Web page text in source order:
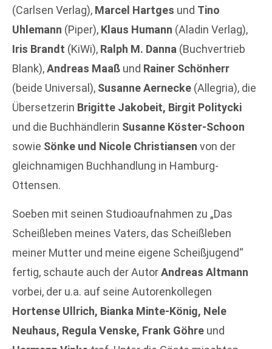
(Carlsen Verlag), Marcel Hartges und Tino
Uhlemann (Piper), Klaus Humann (Aladin Verlag),
Iris Brandt (KiWi), Ralph M. Danna (Buchvertrieb
Blank),Andreas Maaß und Rainer Schönherr
(beide Universal), Susanne Aernecke (Allegria), die
Übersetzerin Brigitte Jakobeit, Birgit Politycki
und die Buchhändlerin Susanne Köster-Schoon
sowie Sönke und Nicole Christiansen von der
gleichnamigen Buchhandlung in Hamburg-
Ottensen.
Soeben mit seinen Studioaufnahmen zu „Das
Scheißleben meines Vaters, das Scheißleben
meiner Mutter und meine eigene Scheißjugend“
fertig, schaute auch der AutorAndreas Altmann
vorbei, der u.a. auf seine Autorenkollegen
Hortense Ullrich, Bianka Minte-König, Nele
Neuhaus, Regula Venske, Frank Göhre und